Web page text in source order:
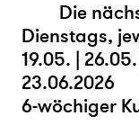
Die
Dienstags,
19.05. | 26.05.
23.06.2026
6-wöchiger